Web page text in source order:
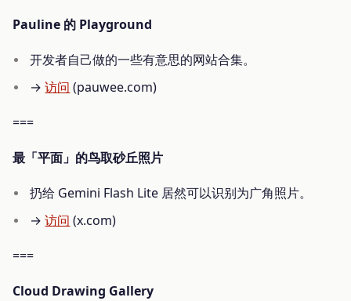
Pauline 的 Playground
开发者自己做的一些有意思的网站合集。
→访问 (pauwee.com)
===
最「平面」的鸟取砂丘照片
扔给 Gemini Flash Lite 居然可以识别为广角照片。
→访问 (x.com)
===
Cloud Drawing Gallery